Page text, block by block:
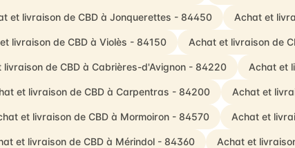
et livraison de CBD à Jonquerettes - 84450 Achat et
livraison de CBD à Violès - 84150 Achat et livraison de
livraison de CBD à Cabrières-d'Avignon - 84220 Achat et
et livraison de CBD à Carpentras - 84200 Achat et
et livraison de CBD à Mormoiron - 84570 Achat et
et livraison de CBD à Mérindol - 84360 Achat et